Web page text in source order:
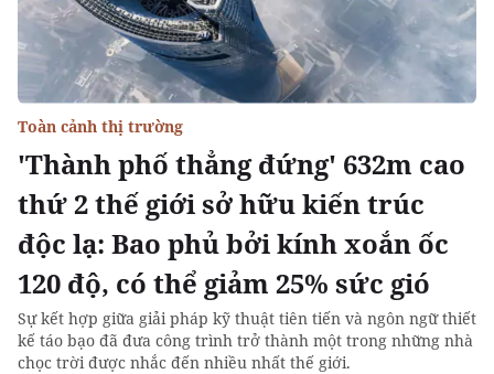
'Thành phố thẳng đứng' 632m cao
thứ 2 thế giới sở hữu kiến trúc
độc lạ: Bao phủ bởi kính xoắn ốc
120 độ, có thể giảm 25% sức gió
Toàn cảnh thị trường
Sự kết hợp giữa giải pháp kỹ thuật tiên tiến và ngôn ngữ thiết
kế táo bạo đã đưa công trình trở thành một trong những nhà
chọc trời được nhắc đến nhiều nhất thế giới.